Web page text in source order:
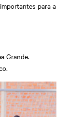
para a
Grande.